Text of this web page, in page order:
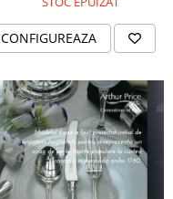
CONFIGUREAZA